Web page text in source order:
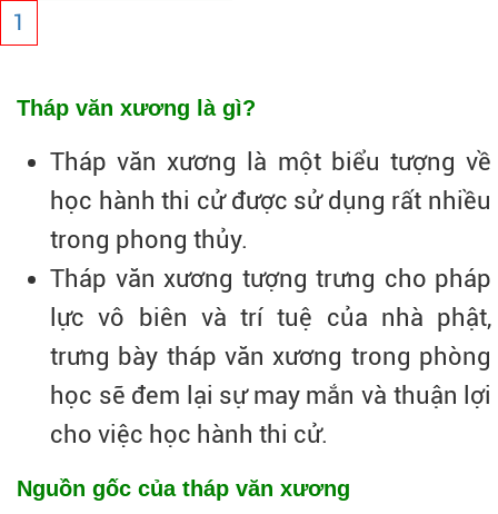
1
Tháp văn xương là gì?
Tháp văn xương là một biểu tượng về
học hành thi cử được sử dụng rất nhiều
trong phong thủy.
Tháp văn xương tượng trưng cho pháp
lực vô biên và trí tuệ của nhà phật,
trưng bày tháp văn xương trong phòng
học sẽ đem lại sự may mắn và thuận lợi
cho việc học hành thi cử.
Nguồn gốc của tháp văn xương